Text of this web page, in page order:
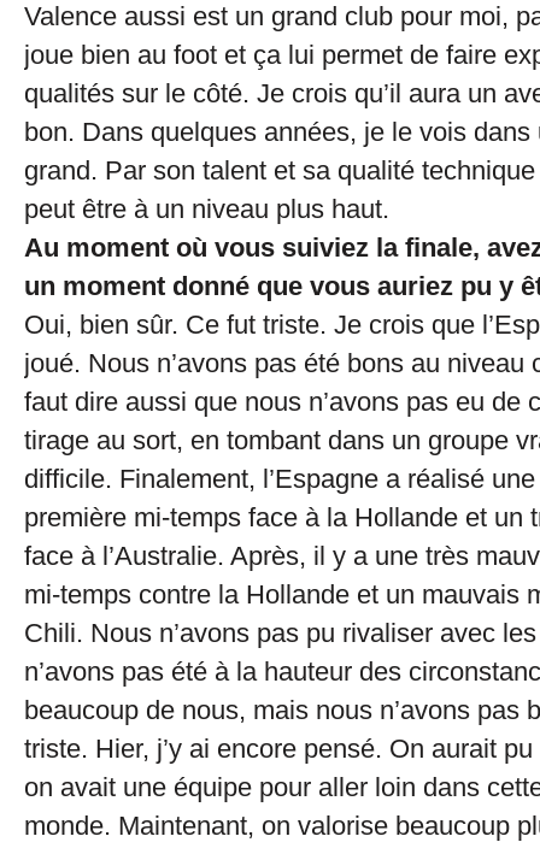
Valence aussi est un grand club pour moi,
joue bien au foot et ça lui permet de faire
qualités sur le côté. Je crois qu’il aura un
bon. Dans quelques années, je le vois
grand. Par son talent et sa qualité
peut être à un niveau plus haut.
Au moment où vous suiviez la finale,
un moment donné que vous auriez pu y
Oui, bien sûr. Ce fut triste. Je crois que
joué. Nous n’avons pas été bons au niveau
faut dire aussi que nous n’avons pas eu de
tirage au sort, en tombant dans un groupe
difficile. Finalement, l’Espagne a réalisé
première mi-temps face à la Hollande et un
face à l’Australie. Après, il y a une très
mi-temps contre la Hollande et un mauvais
Chili. Nous n’avons pas pu rivaliser avec
n’avons pas été à la hauteur des
beaucoup de nous, mais nous n’avons pas
triste. Hier, j’y ai encore pensé. On aurait
on avait une équipe pour aller loin dans
monde. Maintenant, on valorise beaucoup